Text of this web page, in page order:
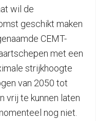
wil de
geschikt maken
CEMT-
met een
strijkhoogte
van 2050 tot
vrij te kunnen laten
nog niet.